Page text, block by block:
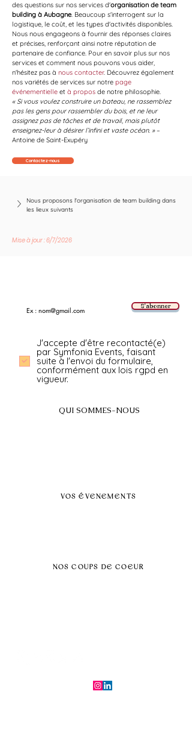
des questions sur nos services d'organisation de team
building à Aubagne. Beaucoup s'interrogent sur la
logistique, le coût, et les types d'activités disponibles.
Nous nous engageons à fournir des réponses claires
et précises, renforçant ainsi notre réputation de
partenaire de confiance. Pour en savoir plus sur nos
services et comment nous pouvons vous aider,
n'hésitez pas à nous contacter. Découvrez également
nos variétés de services sur notre page
événementielle et à propos de notre philosophie.
« Si vous voulez construire un bateau, ne rassemblez
pas les gens pour rassembler du bois, et ne leur
assignez pas de tâches et de travail, mais plutôt
enseignez-leur à désirer l’infini et vaste océan. » –
Antoine de Saint-Exupéry
Contactez-nous
Nous proposons l'organisation de team building dans
les lieux suivants
Mise à jour : 6/7/2026
S'abonner
J'accepte d'être recontacté(e)
par Symfonia Events, faisant
suite à l'envoi du formulaire,
conformément aux lois rgpd en
vigueur.
QUI SOMMES-NOUS
VOS ÉVENEMENTS
NOS COUPS DE COEUR